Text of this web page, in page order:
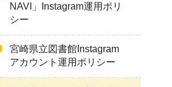
NAVI」Instagram運用ポリ
シー
宮崎県立図書館Instagram
アカウント運用ポリシー